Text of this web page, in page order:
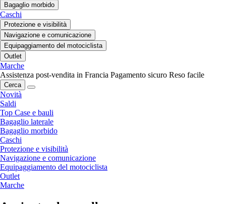
Bagaglio morbido
Caschi
Protezione e visibilità
Navigazione e comunicazione
Equipaggiamento del motociclista
Outlet
Marche
Assistenza post-vendita in Francia Pagamento sicuro Reso facile
Cerca
Novità
Saldi
Top Case e bauli
Bagaglio laterale
Bagaglio morbido
Caschi
Protezione e visibilità
Navigazione e comunicazione
Equipaggiamento del motociclista
Outlet
Marche